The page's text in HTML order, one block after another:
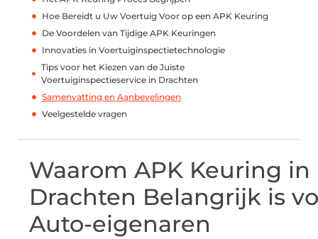
Hoe Bereidt u Uw Voertuig Voor op een APK Keuring
De Voordelen van Tijdige APK Keuringen
Innovaties in Voertuiginspectietechnologie
Tips voor het Kiezen van de Juiste
Voertuiginspectieservice in Drachten
Samenvatting en Aanbevelingen
Veelgestelde vragen
Waarom APK Keuring in
Drachten Belangrijk is
Auto-eigenaren